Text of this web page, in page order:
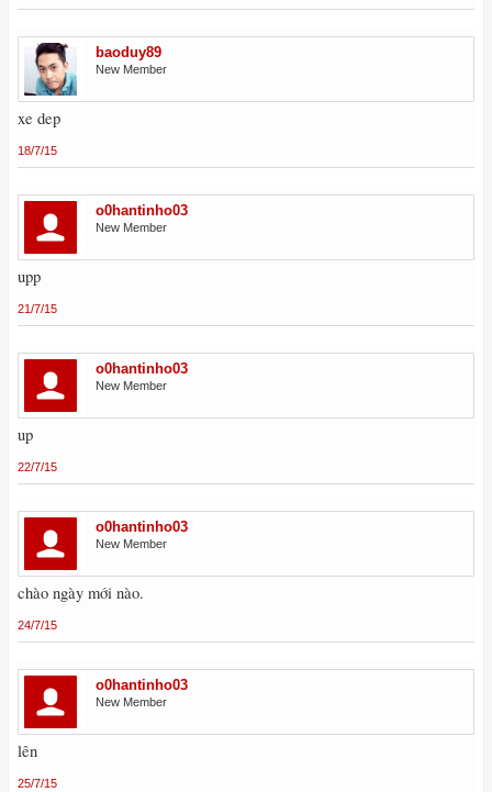
baoduy89
New Member
xe dep
18/7/15
o0hantinho03
New Member
upp
21/7/15
o0hantinho03
New Member
up
22/7/15
o0hantinho03
New Member
chào ngày mới nào.
24/7/15
o0hantinho03
New Member
lên
25/7/15